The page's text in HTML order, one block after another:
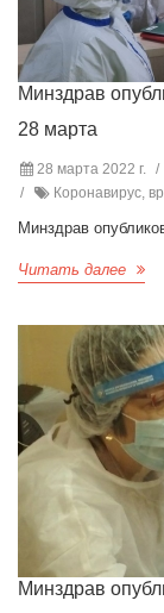
Минздрав
28 марта
28 марта 2022 г.
Коронавирус,
Минздрав
Читать далее
Минздрав